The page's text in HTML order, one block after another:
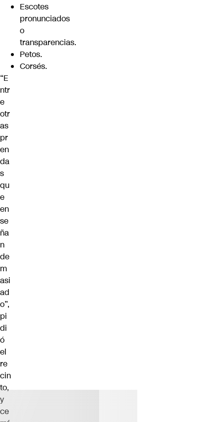
Escotes
pronunciados
o
transparencias.
Petos.
Corsés.
“E
ntr
e
otr
as
pr
en
da
s
qu
e
en
se
ña
n
de
m
asi
ad
o”,
pi
di
ó
el
re
cin
to,
y
ce